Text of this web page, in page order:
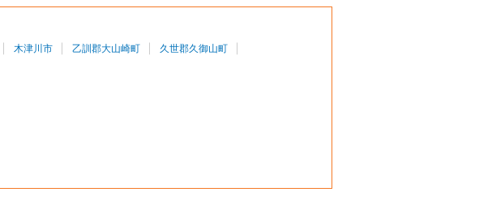
木津川市 乙訓郡大山崎町 久世郡久御山町